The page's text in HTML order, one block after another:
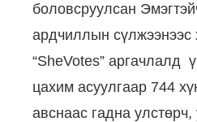
боловсруулсан
ардчиллын сүлжээнээс
“SheVotes” аргачлалд
цахим асуулгаар 744
авснаас гадна